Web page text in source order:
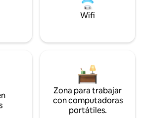
Wifi
Zona para trabajar
con computadoras
portátiles.